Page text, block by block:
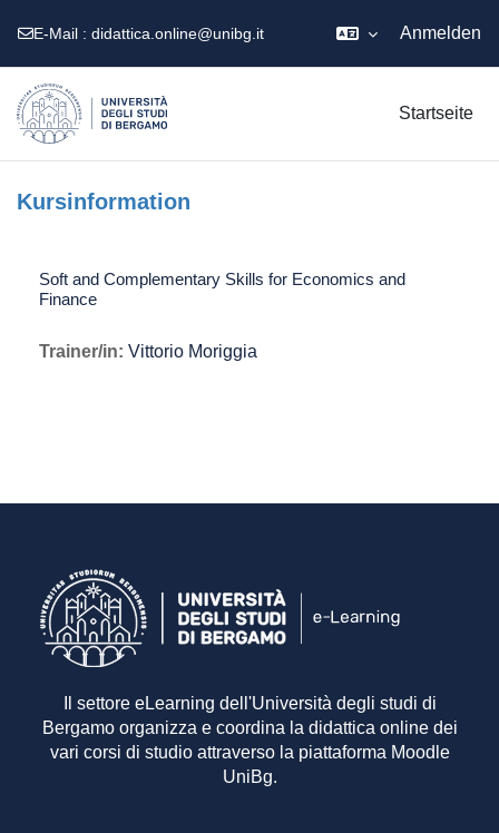
E-Mail : didattica.online@unibg.it Anmelden
Startseite
Kursinformation
Soft and Complementary Skills for Economics and
Finance
Trainer/in: Vittorio Moriggia
Il settore eLearning dell'Università degli studi di
Bergamo organizza e coordina la didattica online dei
vari corsi di studio attraverso la piattaforma Moodle
UniBg.